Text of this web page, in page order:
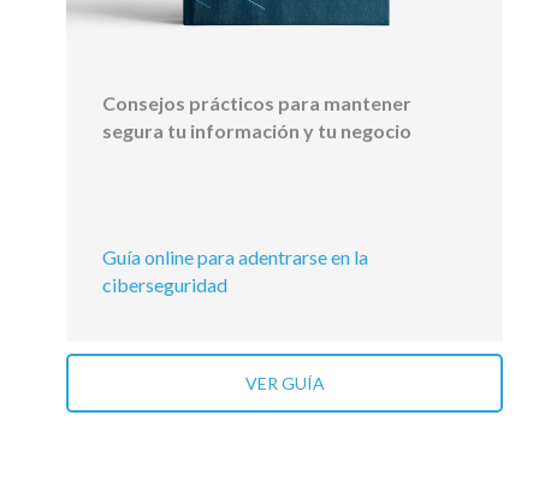
Consejos prácticos para mantener
segura tu información y tu negocio
Guía online para adentrarse en la
ciberseguridad
VER GUÍA